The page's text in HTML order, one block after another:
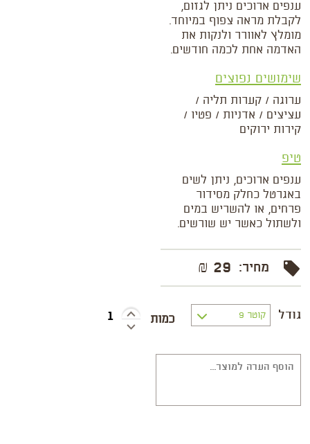
ענפים ארוכים ניתן לגזום,
לקבלת מראה צפוף במיוחד.
מומלץ לאוורר ולנקות את
האדמה אחת לכמה חודשים.
שימושים נפוצים
ערוגה / קערות תליה /
עציצים / אדניות / פטיו /
קירות ירוקים
טיפ
ענפים ארוכים, ניתן לשים
באגרטל כחלק מסידור
פרחים, או להשריש במים
ולשתול כאשר יש שורשים.
מחיר: 29 ₪
גודל